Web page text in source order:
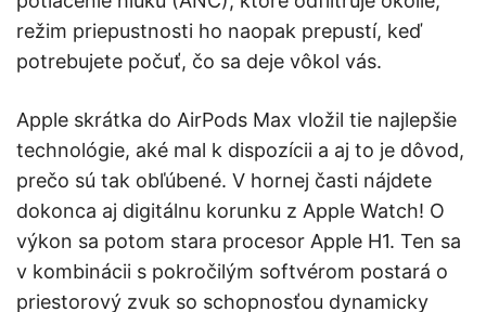
režim priepustnosti ho naopak prepustí, keď
potrebujete počuť, čo sa deje vôkol vás.
Apple skrátka do AirPods Max vložil tie najlepšie
technológie, aké mal k dispozícii a aj to je dôvod,
prečo sú tak obľúbené. V hornej časti nájdete
dokonca aj digitálnu korunku z Apple Watch! O
výkon sa potom stara procesor Apple H1. Ten sa
v kombinácii s pokročilým softvérom postará o
priestorový zvuk so schopnosťou dynamicky